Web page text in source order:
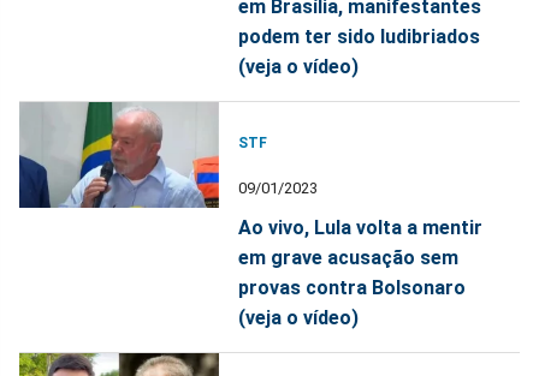
em Brasília, manifestantes
podem ter sido ludibriados
(veja o vídeo)
STF
09/01/2023
Ao vivo, Lula volta a mentir
em grave acusação sem
provas contra Bolsonaro
(veja o vídeo)